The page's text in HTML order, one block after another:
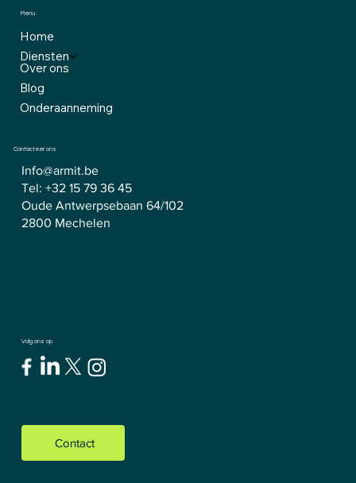
Menu
Home
Diensten
Over ons
Blog
Onderaanneming
Contacteer ons
Info@armit.be
Tel: +32 15 79 36 45
Oude Antwerpsebaan 64/102
2800 Mechelen
Volg ons op
Contact